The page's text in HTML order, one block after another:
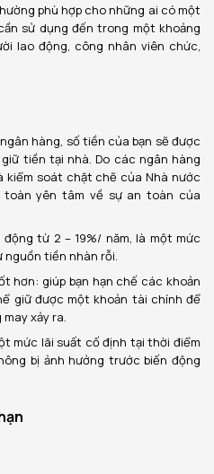
phù hợp cho những ai có một
sử dụng đến trong một khoảng
lao động, công nhân viên chức,
hàng, số tiền của bạn sẽ được
tiền tại nhà. Do các ngân hàng
kiểm soát chặt chẽ của Nhà nước
yên tâm về sự an toàn của
từ 2 – 19%/ năm, là một mức
tiền nhàn rỗi.
hơn: giúp bạn hạn chế các khoản
giữ được một khoản tài chính để
xảy ra.
mức lãi suất cố định tại thời điểm
bị ảnh hưởng trước biến động